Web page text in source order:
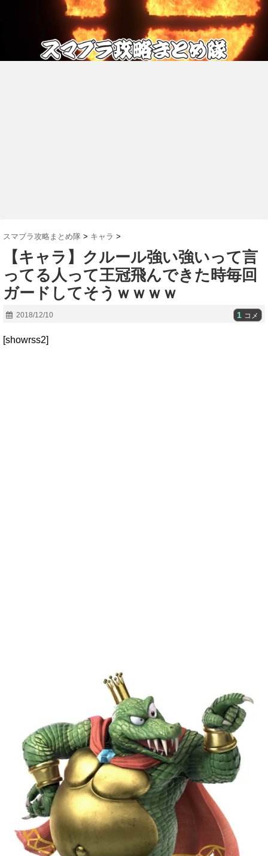
スマブラ攻略まとめ隊 > キャラ >
【キャラ】クルール強い強いって言
ってる人って王冠飛んできた時毎回
ガードしてそうｗｗｗｗ
2018/12/10 1 コメ
[showrss2]